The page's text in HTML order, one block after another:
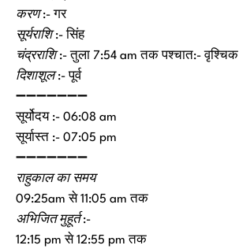
करण:- गर
सूर्यराशि:- सिंह
चंद्रराशि:- तुला 7:54 am तक पश्चात:- वृश्चिक
दिशाशूल:- पूर्व
➖➖➖➖➖➖➖
सूर्योदय :- 06:08 am
सूर्यास्त :- 07:05 pm
➖➖➖➖➖➖➖
राहुकाल का समय
09:25am से 11:05 am तक
अभिजित मुहूर्त :-
12:15 pm से 12:55 pm तक